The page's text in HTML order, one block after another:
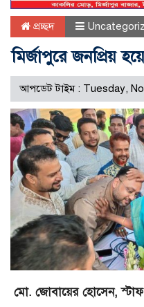
প্রচ্ছদ
মির্জাপুরে জনপ্রিয়
আপডেট টাইম : Tuesday,
মো. জোবায়ের হোসেন, স্টাফ